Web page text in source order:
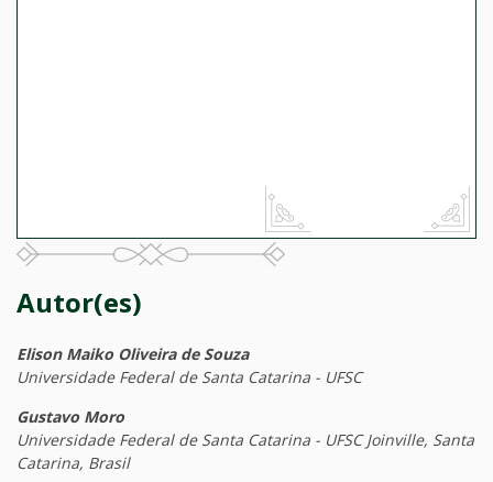
Autor(es)
Elison Maiko Oliveira de Souza
Universidade Federal de Santa Catarina - UFSC
Gustavo Moro
Universidade Federal de Santa Catarina - UFSC Joinville, Santa
Catarina, Brasil